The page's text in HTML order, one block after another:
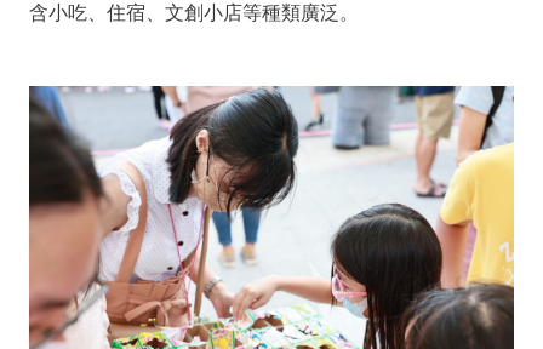
含小吃、住宿、文創小店等種類廣泛。